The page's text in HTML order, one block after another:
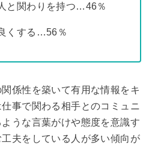
と関わりを持つ…46％
くする…56％
係性を築いて有用な情報をキ
事で関わる相手とのコミュニ
うな言葉がけや態度を意識す
夫をしている人が多い傾向が